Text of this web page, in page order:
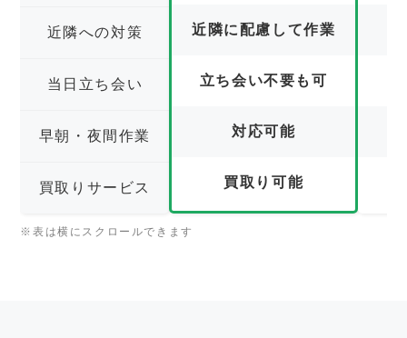
近隣への対策
当日立ち会い
早朝・夜間作業
買取りサービス
近隣に配慮して作業
立ち会い不要も可
対応可能
買取り可能
※表は横にスクロールできます